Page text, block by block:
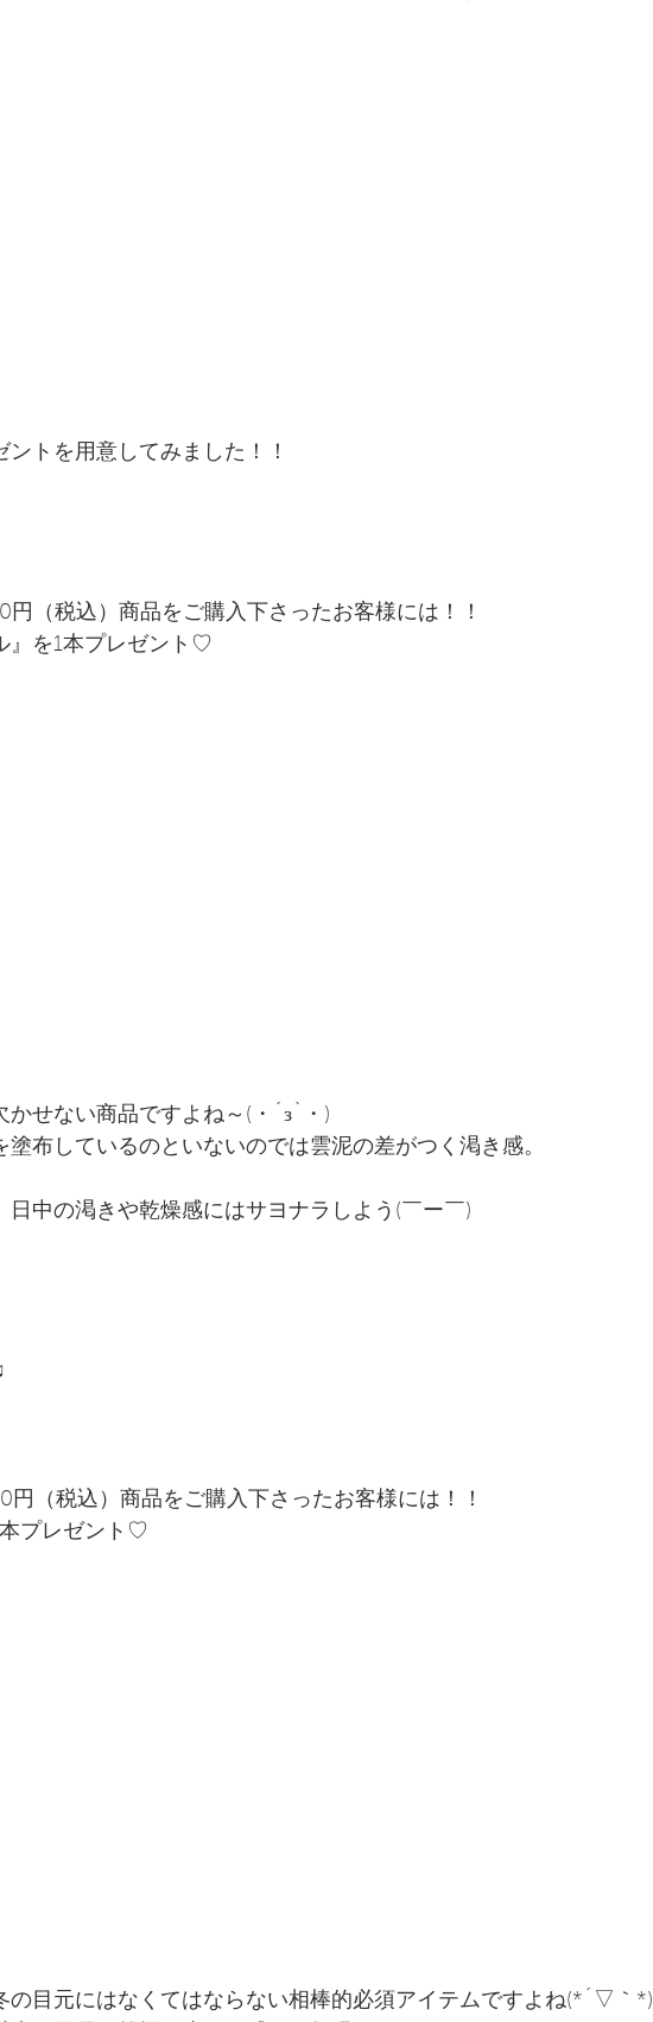
トを用意してみました！！
円（税込）商品をご購入下さったお客様には！！
』を1本プレゼント♡
かせない商品ですよね～(・´з`・)
塗布しているのといないのでは雲泥の差がつく渇き感。
日中の渇きや乾燥感にはサヨナラしよう(￣ー￣)
円（税込）商品をご購入下さったお客様には！！
本プレゼント♡
の目元にはなくてはならない相棒的必須アイテムですよね(*´▽｀*)